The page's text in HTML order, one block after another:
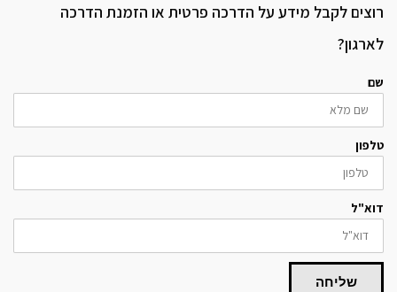
רוצים לקבל מידע על הדרכה פרטית או הזמנת הדרכה
לארגון?
שם
טלפון
דוא"ל
שליחה